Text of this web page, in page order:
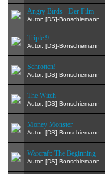
Angry Birds - Der Film
Autor: [DS]-Bonschiemann
Triple 9
Autor: [DS]-Bonschiemann
Schrotten!
Autor: [DS]-Bonschiemann
The Witch
Autor: [DS]-Bonschiemann
Money Monster
Autor: [DS]-Bonschiemann
Warcraft: The Beginning
Autor: [DS]-Bonschiemann